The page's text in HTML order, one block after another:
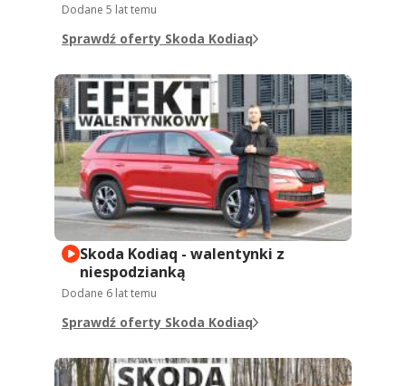
Dodane 5 lat temu
Sprawdź oferty Skoda Kodiaq
Skoda Kodiaq - walentynki z
niespodzianką
Dodane 6 lat temu
Sprawdź oferty Skoda Kodiaq